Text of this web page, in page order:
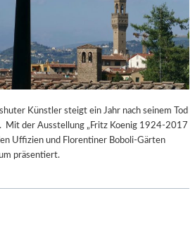
Künstler steigt ein Jahr nach seinem Tod
Mit der Ausstellung „Fritz Koenig 1924-2017
Uffizien und Florentiner Boboli-Gärten
präsentiert.